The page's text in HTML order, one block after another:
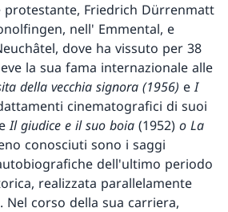
protestante, Friedrich Dürrenmatt
nell' Emmental, e
dove ha vissuto per 38
la sua fama internazionale alle
della vecchia signora (1956) eI
cinematografici di suoi
Il giudice e il suo boia (1952) o La
conosciuti sono i saggi
dell'ultimo periodo
realizzata parallelamente
corso della sua carriera,